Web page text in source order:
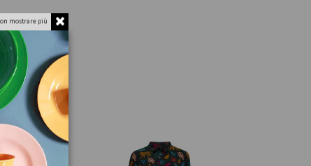
mostrare più